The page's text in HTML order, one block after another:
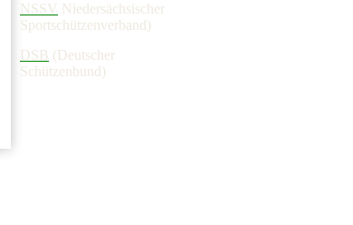
NSSV Niedersächsischer
Sportschützenverband)
DSB (Deutscher
Schützenbund)